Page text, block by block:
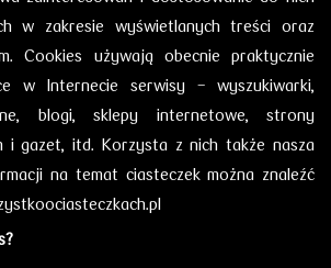
w zakresie wyświetlanych treści oraz
Cookies używają obecnie praktycznie
w Internecie serwisy - wyszukiwarki,
blogi, sklepy internetowe, strony
i gazet, itd. Korzysta z nich także nasza
na temat ciasteczek można znaleźć